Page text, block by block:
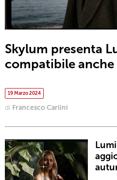
Skylum presenta
compatibile
19 Marzo 2024
di Francesco Carlini